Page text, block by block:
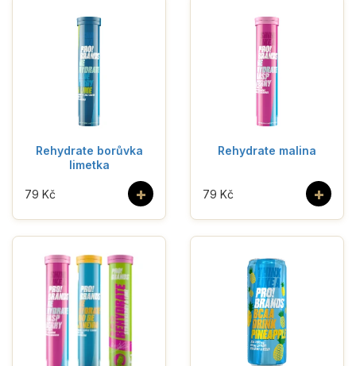
Rehydrate borůvka
limetka
+
79 Kč
Rehydrate malina
+
79 Kč